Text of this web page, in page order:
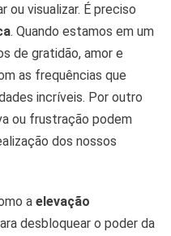
ou visualizar. É preciso
. Quando estamos em um
de gratidão, amor e
as frequências que
incríveis. Por outro
ou frustração podem
dos nossos
a elevação
desbloquear o poder da